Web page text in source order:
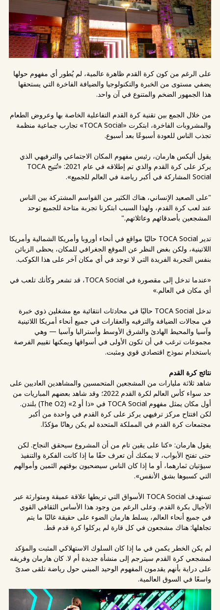
على الرغم من كون كرة القدم ظاهرة عالمية، لم يُطور أي مفهوم حولها
يضفي مستوى من الخبرة والتكنولوجيا والضيافة الفاخرة التي يستحقها
هذا الجمهور الضخم والمتنوع في آن واحد.
من خلال الجمع بين تقنية كرة القدم التفاعلية الخاصة بها وعروض الطعام
والمشروبات الفاخرة، ابتكرت «TOCA Social» تجارب جماعية منظمة
تجذب الناس للعودة أسبوعًا بعد أسبوع.
يقول أليكس هارمان، رئيس مفهوم المكان الاجتماعي والترفيهي الذي
يركز على كرة القدم والذي تم إطلاقه في عام 2021: «تُتيح TOCA
Social المشاركة في أكبر رياضة في العالم للجميع».
"على الصعيد الإنساني، هناك الكثير من القواسم المشتركة بين الناس
عند لعب كرة القدم، ولهذا السبب ابتكرنا تجربة متاحة للجميع توحد
المشجعين بأصدقائهم وعائلاتهم."
تدير TOCA Social حاليًا مواقع في أنحاء أوروبا وأمريكا الشمالية وأمريكا
اللاتينية، ولكن بغض النظر عن الموقع الجغرافي للمكان، يحظى الزبائن
بنفس التجربة الفريدة التي لا توجد في أي مكان آخر على هذا الكوكب.
«عندما تدخل إلى مقصورة في TOCA Social، قد تشعر وكأنك تلعب في
أي مكان في العالم.»
تدخل TOCA Social حاليًا في محادثات انتقائية مع مشغلين ذوي خبرة
في مجالات الضيافة والترفيه والعقارات في جميع أنحاء أمريكا اللاتينية
وآسيا والمحيط الهادئ والشرق الأوسط وأستراليا وآسيا — وهي
مجموعات ترغب في أن تكون الأولى في أسواقها ويمكنها تقييم الفرصة
باستخدام نموذج اقتصادي قوي ومثبت.
نتائج كرة القدم
شاهد ثلاثة مليارات من المشجعين المتحمسين والمشاهدين العاديين على
حد سواء كأس العالم لكرة القدم 2022؛ وقد شاهد بعضهم المباريات من
أول مكان يمثل مفهوم TOCA Social في «ذا أو 2» (The O2) بلندن.
لكن افتتاح مركز ترفيهي يركز على كرة القدم في واحدة من أكبر
مجتمعات كرة القدم في المملكة المتحدة لم يكن رهانًا مؤكدًا.
يقول هارمان: «كنا على يقين تام من أن المشروع سيحقق النجاح. لكن
حتى تفتح الأبواب، لا يمكنك أن تعرف حقًا ما إذا كانت الفكرة والتنفيذ
سيؤتيان ثمارهما، أو ما إذا كان الناس سيضحيون بوقتهم الثمين وأموالهم
التي كسبوها بشق الأنفس».
تستهدف TOCA Social الأسواق التي تربطها علاقة عميقة ومتوارثة عبر
الأجيال بكرة القدم. وعلى الرغم من وجود هذا الأساس الثقافي القوي
في جميع أنحاء العالم، يسلط هارمان الضوء على حقيقة غالبًا ما يتم
تجاهلها: هناك مشجعون في كل قارة لم يركلوا كرة قدم قط.
لم يكن الخطر يكمن في ما إذا كان السلوك الاستهلاكي المثبت والمؤكد
لمشجعي كرة القدم سيترجم إلى منشأة جديدة أم لا. كان هارمان وفريقه
على دراية بأنهم يقدمون المفهوم الوحيد المبني حول رياضة تلقى صدىً
واسعًا في السوق العالمية.